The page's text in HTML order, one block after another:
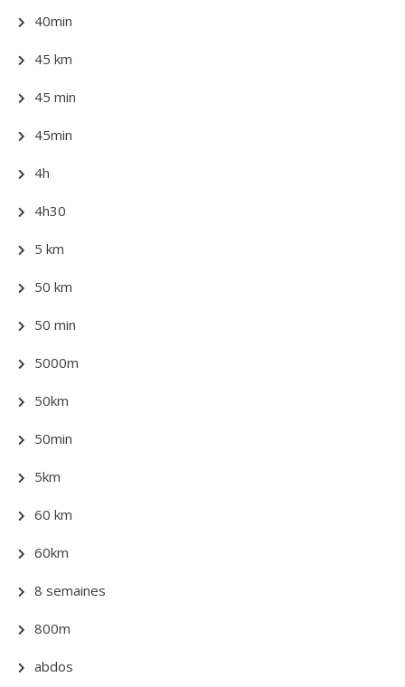
40min
45 km
45 min
45min
4h
4h30
5 km
50 km
50 min
5000m
50km
50min
5km
60 km
60km
8 semaines
800m
abdos